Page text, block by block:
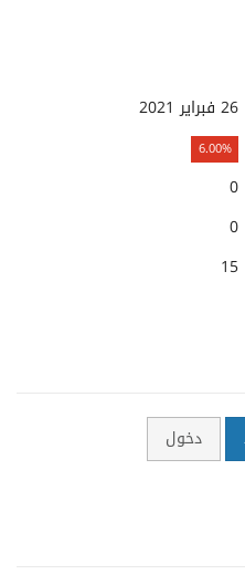
26 فبراير 2021
6.00%
0
0
15
دخول